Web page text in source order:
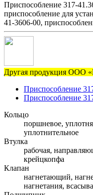
Приспособление 317-
приспособление для
41-3606-00,
Другая продукция
Приспособление
Приспособление
Кольцо
поршневое,
уплотнительное
Втулка
рабочая,
крейцкопфа
Клапан
нагнетающий,
нагнетания,